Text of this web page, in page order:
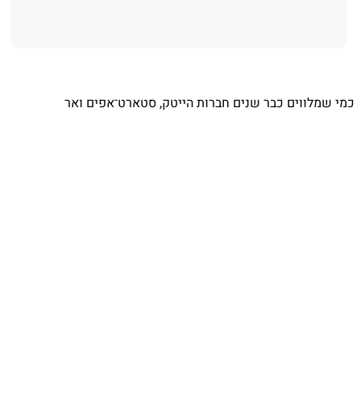
⁨ כמי שמלווים כבר שנים חברות הייטק, סטארט־אפים ואר